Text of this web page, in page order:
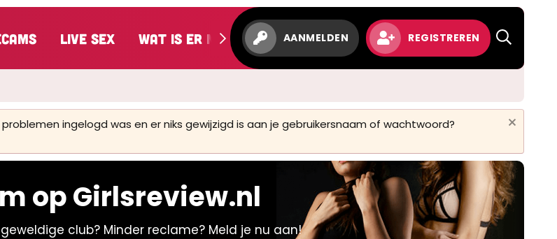
Live Sex Wat is er nieuw AANMELDEN REGISTREREN
ingelogd was en er niks gewijzigd is aan je gebruikersnaam of wachtwoord?
op Girlsreview.nl
club? Minder reclame? Meld je nu aan!